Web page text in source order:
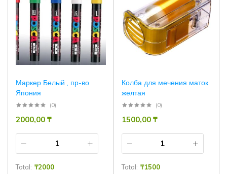
Маркер Белый , пр-во
Япония
(0)
2000,00 ₸
Total: ₸2000
Колба для мечения маток
желтая
(0)
1500,00 ₸
Total: ₸1500